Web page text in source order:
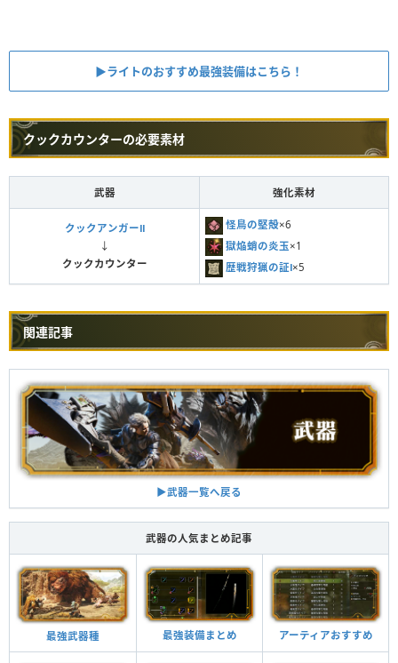
▶︎ライトのおすすめ最強装備はこちら！
クックカウンターの必要素材
武器 強化素材
クックアンガーⅡ
↓
クックカウンター
怪鳥の堅殻×6
獄焔蛸の炎玉×1
歴戦狩猟の証Ⅰ×5
関連記事
▶︎武器一覧へ戻る
武器の人気まとめ記事
最強武器種 最強装備まとめ アーティアおすすめ